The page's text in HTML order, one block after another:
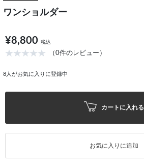
ワンショルダー
¥8,800 税込
（0件のレビュー）
8 人がお気に入りに登録中
カートに入れる
お気に入りに追加